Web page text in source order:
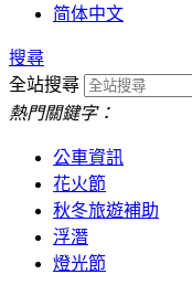
简体中文
搜尋
全站搜尋
熱門關鍵字：
公車資訊
花火節
秋冬旅遊補助
浮潛
燈光節